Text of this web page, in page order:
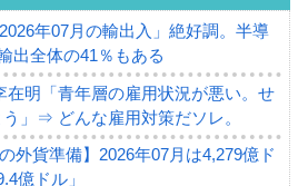
年07月の輸出入」絶好調。半導
出全体の41％もある
在明「青年層の雇用状況が悪い。せ
」⇒ どんな雇用対策だソレ。
の外貨準備】2026年07月は4,279億ド
億ドル」